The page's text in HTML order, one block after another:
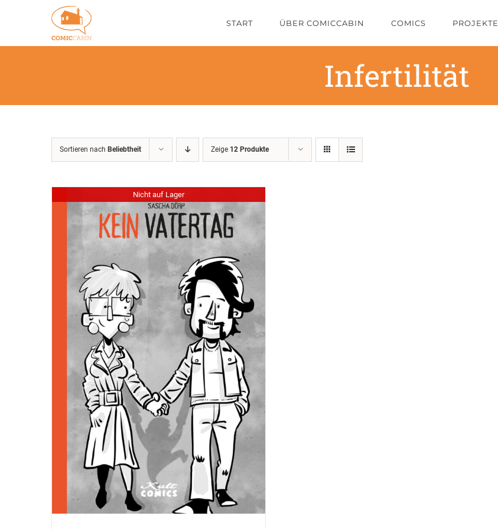
springen
START ÜBER COMICCABIN COMICS PROJEKTE
Infertilität
Sortieren nach Beliebtheit Zeige 12 Produkte
Nicht auf Lager